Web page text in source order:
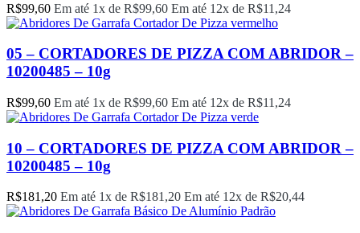
R$99,60 Em até 1x de R$99,60 Em até 12x de R$11,24
05 – CORTADORES DE PIZZA COM ABRIDOR –
10200485 – 10g
R$99,60 Em até 1x de R$99,60 Em até 12x de R$11,24
10 – CORTADORES DE PIZZA COM ABRIDOR –
10200485 – 10g
R$181,20 Em até 1x de R$181,20 Em até 12x de R$20,44